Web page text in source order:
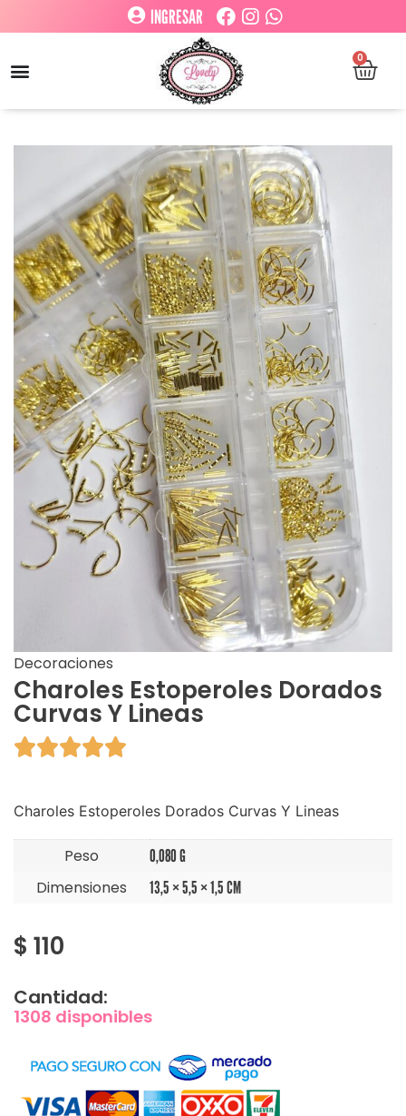
INGRESAR
0
Decoraciones
Charoles Estoperoles Dorados
Curvas Y Lineas

Charoles Estoperoles Dorados Curvas Y Lineas
Peso 0,080 G
Dimensiones 13,5 × 5,5 × 1,5 CM
$ 110
Cantidad:
1308 disponibles